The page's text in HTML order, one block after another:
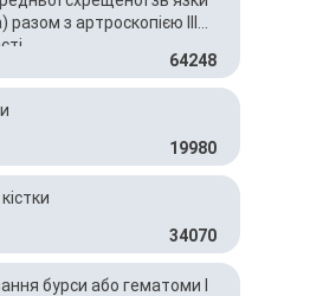
разом з артроскопією IІІ
64248
19980
34070
бурси або гематоми І